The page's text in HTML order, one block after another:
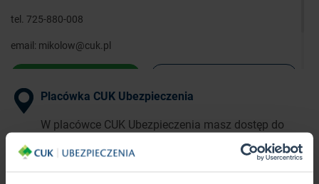
tel. 725-880-008
email: mikolow@cuk.pl
Placówka CUK Ubezpieczenia
W placówce CUK Ubezpieczenia masz dostęp do
ubezpieczeniowych w 1 miejscu.